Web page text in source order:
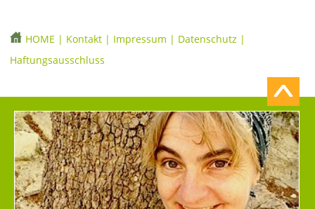
HOME | Kontakt | Impressum | Datenschutz |
Haftungsausschluss